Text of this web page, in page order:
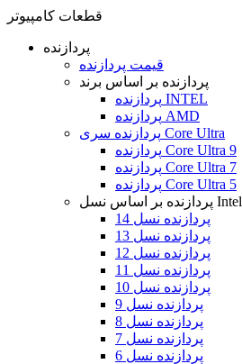
قطعات کامپیوتر
پردازنده
قیمت پردازنده
پردازنده بر اساس برند
پردازنده INTEL
پردازنده AMD
پردازنده سری Core Ultra
پردازنده Core Ultra 9
پردازنده Core Ultra 7
پردازنده Core Ultra 5
پردازنده بر اساس نسل Intel
پردازنده نسل 14
پردازنده نسل 13
پردازنده نسل 12
پردازنده نسل 11
پردازنده نسل 10
پردازنده نسل 9
پردازنده نسل 8
پردازنده نسل 7
پردازنده نسل 6